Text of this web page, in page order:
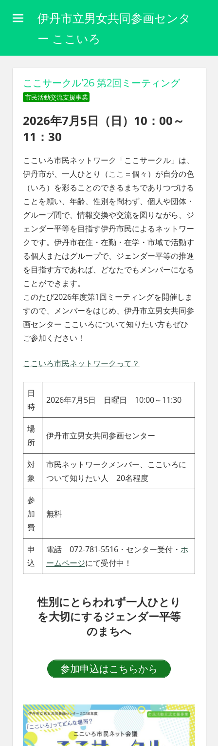
伊丹市立男女共同参画センタ
ー ここいろ
関
わ
な
く
自
ら
し
生
き
ら
れ
る
社
会
を、
世
代
に
引
継
豊
へ
ここサークル’26 第2回ミーティング
市民活動交流支援事業
2026年7月5日（日）10：00～
11：30
ここいろ市民ネットワーク「ここサークル」は、
伊丹市が、一人ひとり（ここ＝個々）が自分の色
（いろ）を彩ることのできるまちでありつづける
ことを願い、年齢、性別を問わず、個人や団体・
グループ間で、情報交換や交流を図りながら、ジ
ェンダー平等を目指す伊丹市民によるネットワー
クです。伊丹市在住・在勤・在学・市域で活動す
る個人またはグループで、ジェンダー平等の推進
を目指す方であれば、どなたでもメンバーになる
ことができます。
このたび2026年度第1回ミーティングを開催しま
すので、メンバーをはじめ、伊丹市立男女共同参
画センター ここいろについて知りたい方もぜひ
ご参加ください！
ここいろ市民ネットワークって？
日
時
2026年7月5日 日曜日 10:00～11:30
場
所
伊丹市立男女共同参画センター
対
象
市民ネットワークメンバー、ここいろに
ついて知りたい人 20名程度
参
加
費
無料
申
込
電話 072-781-5516・センター受付・ ホ
ームページにて受付中！
性別にとらわれず一人ひとり
を大切にするジェンダー平等
のまちへ
参加申込はこちらから